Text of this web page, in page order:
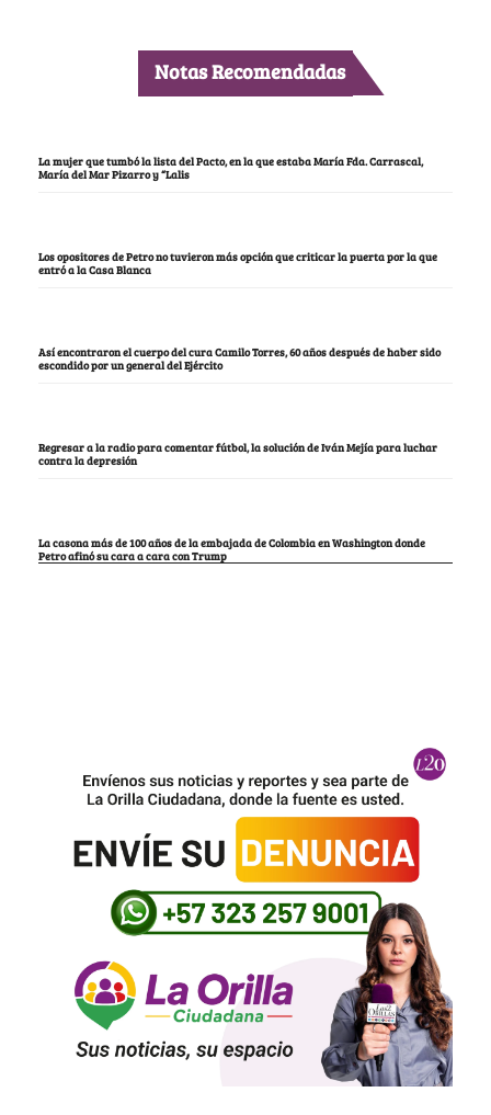
Notas Recomendadas
La mujer que tumbó la lista del Pacto, en la que estaba María Fda. Carrascal,
María del Mar Pizarro y “Lalis
Los opositores de Petro no tuvieron más opción que criticar la puerta por la que
entró a la Casa Blanca
Así encontraron el cuerpo del cura Camilo Torres, 60 años después de haber sido
escondido por un general del Ejército
Regresar a la radio para comentar fútbol, la solución de Iván Mejía para luchar
contra la depresión
La casona más de 100 años de la embajada de Colombia en Washington donde
Petro afinó su cara a cara con Trump